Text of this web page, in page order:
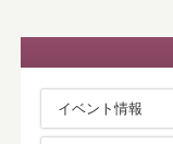
イベント情報